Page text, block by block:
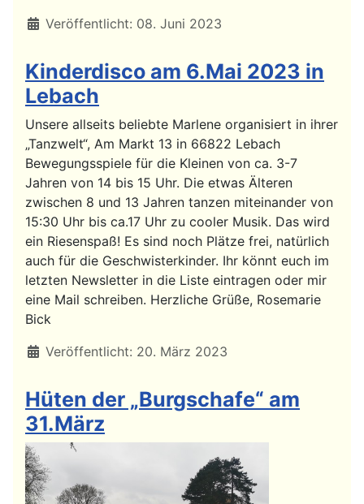
Details
Veröffentlicht: 08. Juni 2023
Kinderdisco am 6.Mai 2023 in
Lebach
Unsere allseits beliebte Marlene organisiert in ihrer
„Tanzwelt“, Am Markt 13 in 66822 Lebach
Bewegungsspiele für die Kleinen von ca. 3-7
Jahren von 14 bis 15 Uhr. Die etwas Älteren
zwischen 8 und 13 Jahren tanzen miteinander von
15:30 Uhr bis ca.17 Uhr zu cooler Musik. Das wird
ein Riesenspaß! Es sind noch Plätze frei, natürlich
auch für die Geschwisterkinder. Ihr könnt euch im
letzten Newsletter in die Liste eintragen oder mir
eine Mail schreiben. Herzliche Grüße, Rosemarie
Bick
Details
Veröffentlicht: 20. März 2023
Hüten der „Burgschafe“ am
31.März